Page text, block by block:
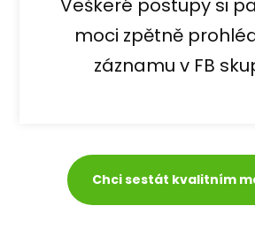
Veškeré postupy si
moci zpětně
záznamu v FB
Chci sestát kvalitním